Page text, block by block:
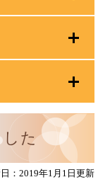
した
：2019年1月1日更新